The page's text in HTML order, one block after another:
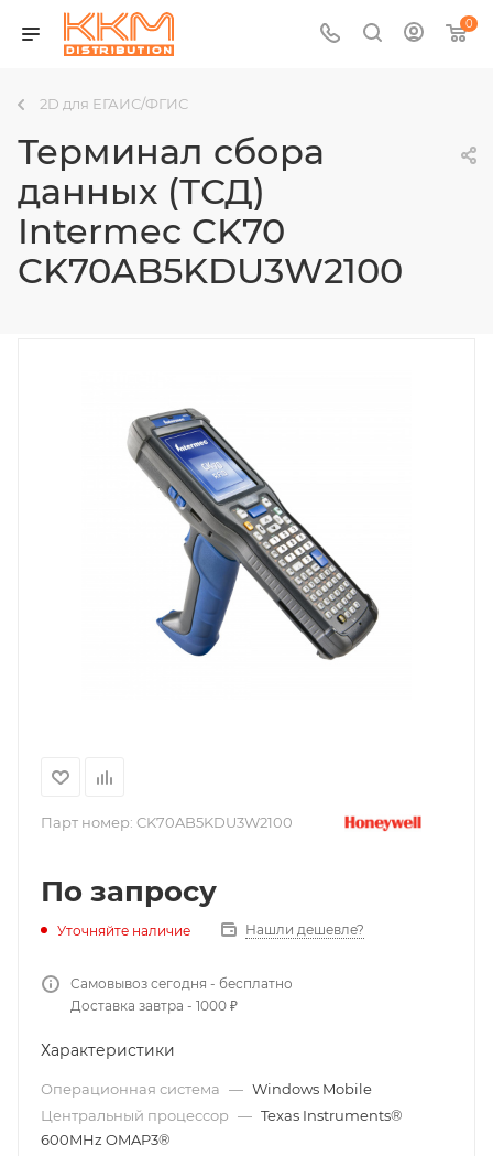
0
2D для ЕГАИС/ФГИС
Терминал сбора
данных (ТСД)
Intermec CK70
CK70AB5KDU3W2100
Парт номер: CK70AB5KDU3W2100
По запросу
Уточняйте наличие Нашли дешевле?
Самовывоз сегодня - бесплатно
Доставка завтра - 1000 ₽
Характеристики
Операционная система — Windows Mobile
Центральный процессор — Texas Instruments®
600MHz OMAP3®